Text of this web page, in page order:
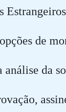
de
análise da